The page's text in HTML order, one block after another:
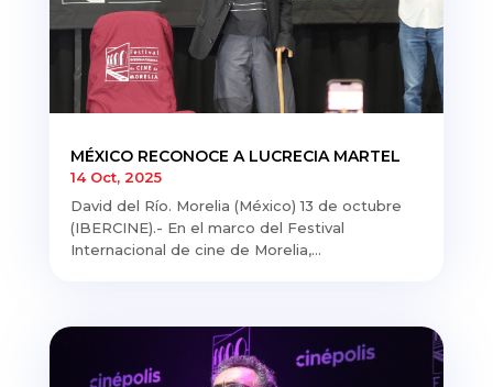
MÉXICO RECONOCE A LUCRECIA MARTEL
14 Oct, 2025
David del Río. Morelia (México) 13 de octubre
(IBERCINE).- En el marco del Festival
Internacional de cine de Morelia,...